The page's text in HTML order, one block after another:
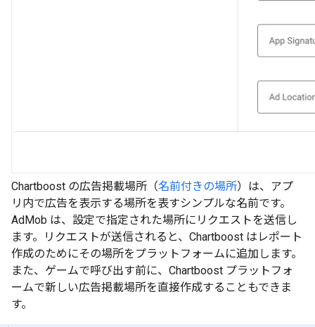
Chartboost の広告掲載場所（名前付きの場所）は、アプ
リ内で広告を表示する場所を表すシンプルな名前です。
AdMob は、設定で指定された場所にリクエストを送信し
ます。リクエストが送信されると、Chartboost はレポート
作成のためにその場所をプラットフォームに追加します。
また、ゲームで呼び出す前に、Chartboost プラットフォ
ームで新しい広告掲載場所を直接作成することもできま
す。